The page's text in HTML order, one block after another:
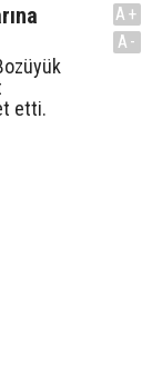
etti.
A+
A-